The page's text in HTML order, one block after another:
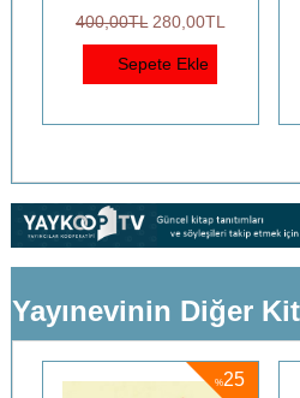
400,00TL 280,00TL
Sepete Ekle
Yayınevinin Diğer
%25